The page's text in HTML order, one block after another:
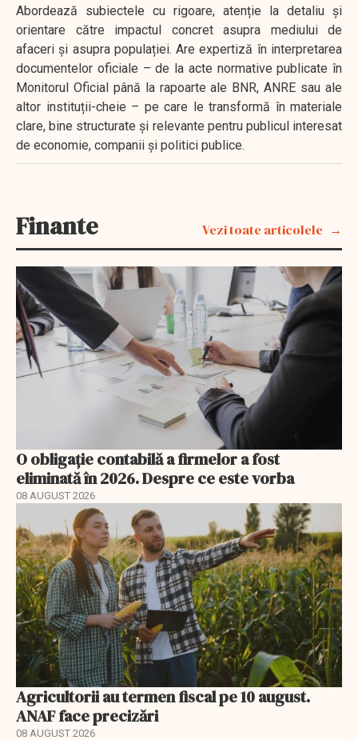
Abordează subiectele cu rigoare, atenție la detaliu și
orientare către impactul concret asupra mediului de
afaceri și asupra populației. Are expertiză în interpretarea
documentelor oficiale – de la acte normative publicate în
Monitorul Oficial până la rapoarte ale BNR, ANRE sau ale
altor instituții-cheie – pe care le transformă în materiale
clare, bine structurate și relevante pentru publicul interesat
de economie, companii și politici publice.
Finante Vezi toate articolele
O obligație contabilă a firmelor a fost
eliminată în 2026. Despre ce este vorba
08 AUGUST 2026
Agricultorii au termen fiscal pe 10 august.
ANAF face precizări
08 AUGUST 2026